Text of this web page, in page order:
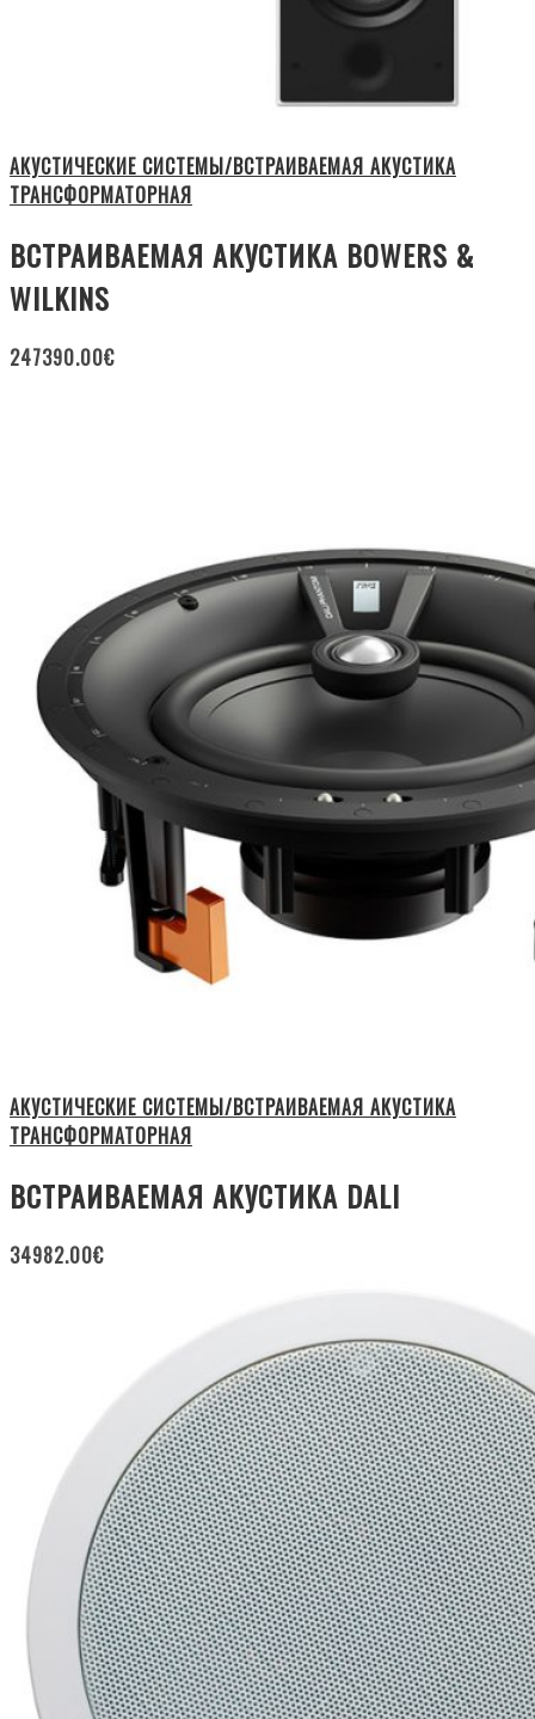
АКУСТИЧЕСКИЕ СИСТЕМЫ/ВСТРАИВАЕМАЯ АКУСТИКА
ТРАНСФОРМАТОРНАЯ
ВСТРАИВАЕМАЯ АКУСТИКА BOWERS &
WILKINS
247390.00€
АКУСТИЧЕСКИЕ СИСТЕМЫ/ВСТРАИВАЕМАЯ АКУСТИКА
ТРАНСФОРМАТОРНАЯ
ВСТРАИВАЕМАЯ АКУСТИКА DALI
34982.00€